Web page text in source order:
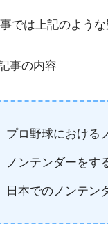
では上記のような
事の内容
プロ野球における
ノンテンダーをす
日本でのノンテン